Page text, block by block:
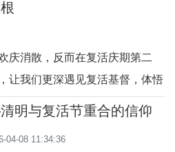
障碍，其中焦虑症和抑郁症最为
病负担沉
，痴迷到半天150页，连上厕所
的事都一再往后拖；更是这样地
，沉浸到整个人好长时间所思所
庆消散，反而在复活庆期第二
让我们更深遇见复活基督，体悟
中，五旬节圣神降临，伯多禄满
救赎计划，世人借恶人手将祂钉
明与复活节重合的信仰
04-08 11:34:36